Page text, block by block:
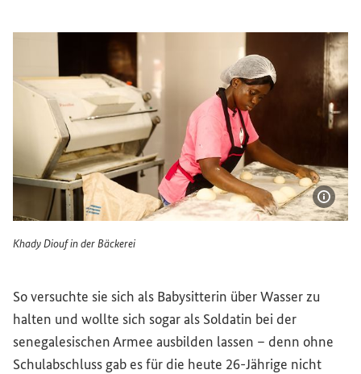
Khady Diouf in der Bäckerei
So versuchte sie sich als Babysitterin über Wasser zu
halten und wollte sich sogar als Soldatin bei der
senegalesischen Armee ausbilden lassen – denn ohne
Schulabschluss gab es für die heute 26-Jährige nicht